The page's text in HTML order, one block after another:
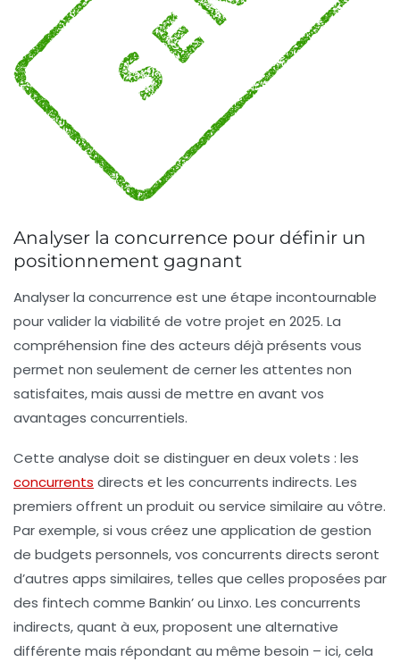
Analyser la concurrence pour définir un
positionnement gagnant
Analyser la concurrence est une étape incontournable
pour valider la viabilité de votre projet en 2025. La
compréhension fine des acteurs déjà présents vous
permet non seulement de cerner les attentes non
satisfaites, mais aussi de mettre en avant vos
avantages concurrentiels.
Cette analyse doit se distinguer en deux volets : les
concurrents directs et les concurrents indirects. Les
premiers offrent un produit ou service similaire au vôtre.
Par exemple, si vous créez une application de gestion
de budgets personnels, vos concurrents directs seront
d’autres apps similaires, telles que celles proposées par
des fintech comme Bankin’ ou Linxo. Les concurrents
indirects, quant à eux, proposent une alternative
différente mais répondant au même besoin – ici, cela